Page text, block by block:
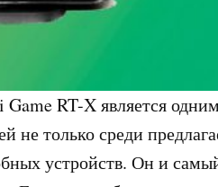
RT-X является
не только среди
устройств. Он и